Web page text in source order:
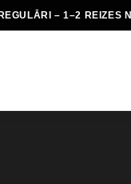
– 1–2 REIZES